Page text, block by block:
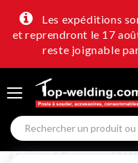
Les expéditions
et reprendront le 17
reste joignable